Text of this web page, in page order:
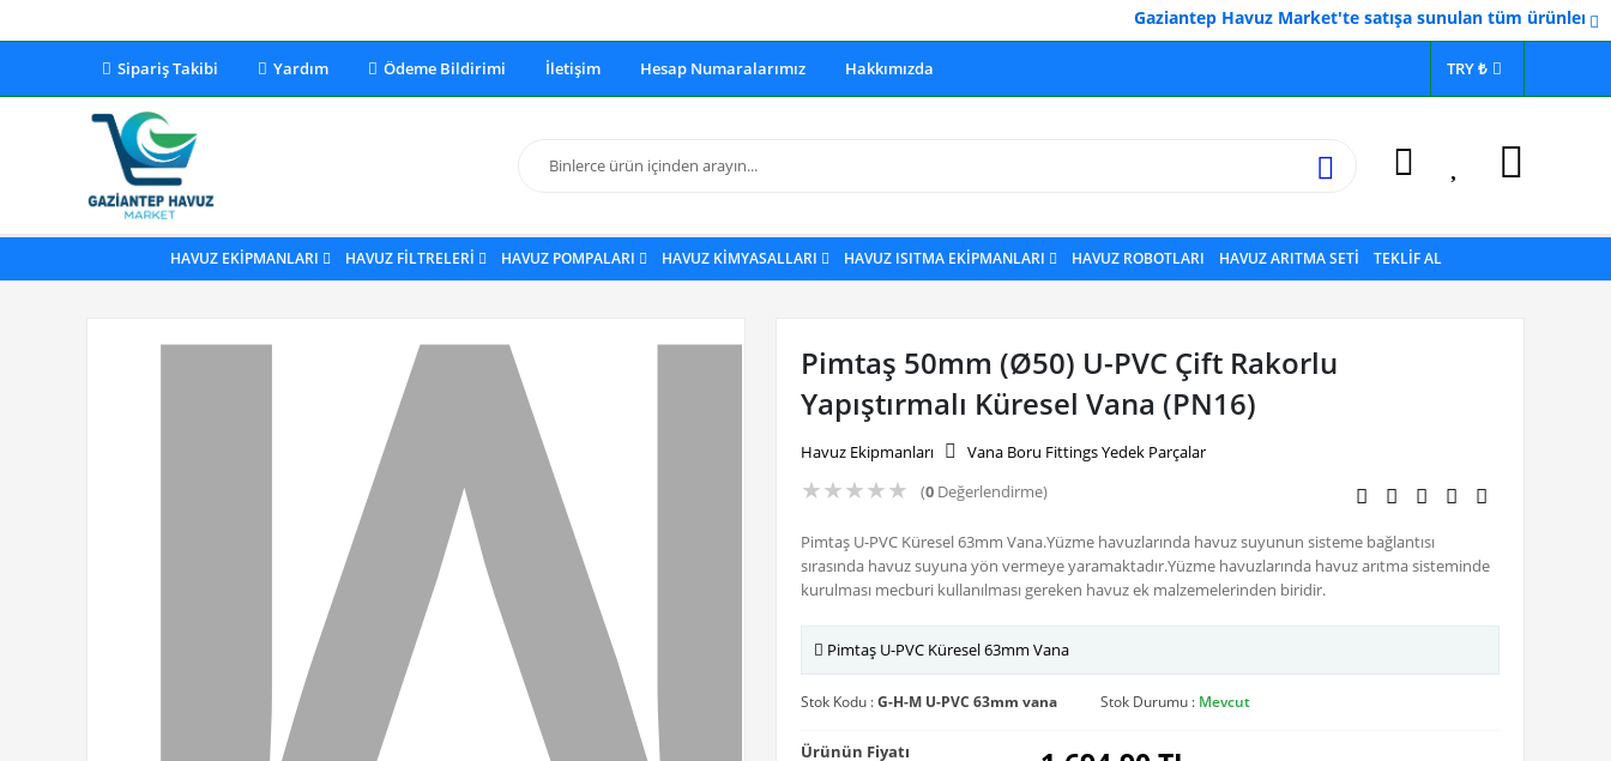
Gaziantep Havuz Market'te satışa sunulan tüm ürünler
Sipariş Takibi Yardım Ödeme Bildirimi İletişim Hesap Numaralarımız Hakkımızda TRY ₺
HAVUZ EKİPMANLARI HAVUZ FİLTRELERİ HAVUZ POMPALARI HAVUZ KİMYASALLARI HAVUZ ISITMA EKİPMANLARI HAVUZ ROBOTLARI HAVUZ ARITMA SETİ TEKLİF AL
Pimtaş 50mm (Ø50) U-PVC Çift Rakorlu
Yapıştırmalı Küresel Vana (PN16)
Havuz Ekipmanları Vana Boru Fittings Yedek Parçalar
★★★★★ (0 Değerlendirme)
Pimtaş U-PVC Küresel 63mm Vana.Yüzme havuzlarında havuz suyunun sisteme bağlantısı
sırasında havuz suyuna yön vermeye yaramaktadır.Yüzme havuzlarında havuz arıtma sisteminde
kurulması mecburi kullanılması gereken havuz ek malzemelerinden biridir.
Pimtaş U-PVC Küresel 63mm Vana
Stok Kodu :G-H-M U-PVC 63mm vana Stok Durumu : Mevcut
Ürünün Fiyatı